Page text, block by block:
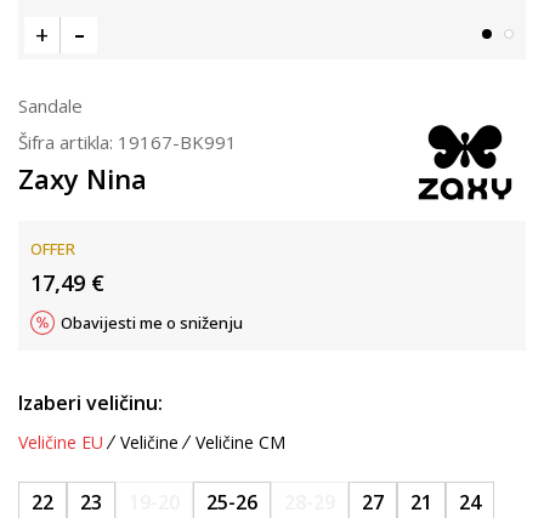
Sandale
Šifra artikla: 19167-BK991
Zaxy Nina
OFFER
17,49 €
Obavijesti me o sniženju
Izaberi veličinu:
Veličine EU Veličine Veličine CM
22 23 25-26 27 21 24